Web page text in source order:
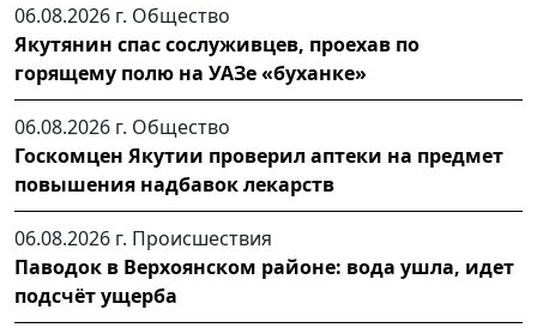
06.08.2026 г. Общество
Якутянин спас сослуживцев, проехав по
горящему полю на УАЗе «буханке»
06.08.2026 г. Общество
Госкомцен Якутии проверил аптеки на предмет
повышения надбавок лекарств
06.08.2026 г. Происшествия
Паводок в Верхоянском районе: вода ушла, идет
подсчёт ущерба